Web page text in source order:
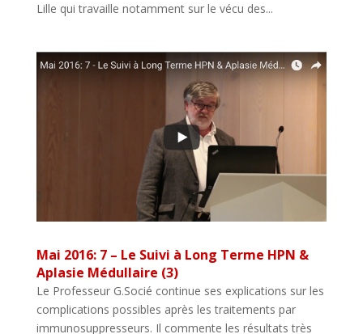
Lille qui travaille notamment sur le vécu des...
Mai 2016: 7 – Le Suivi à Long Terme HPN &
Aplasie Médullaire (3)
Le Professeur G.Socié continue ses explications sur les
complications possibles après les traitements par
immunosuppresseurs. Il commente les résultats très